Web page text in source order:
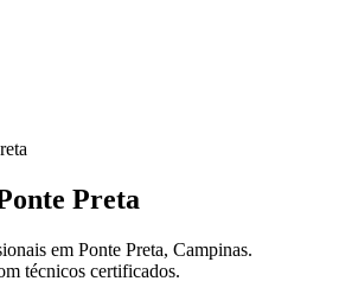
Preta
em Ponte Preta, Campinas.
técnicos certificados.